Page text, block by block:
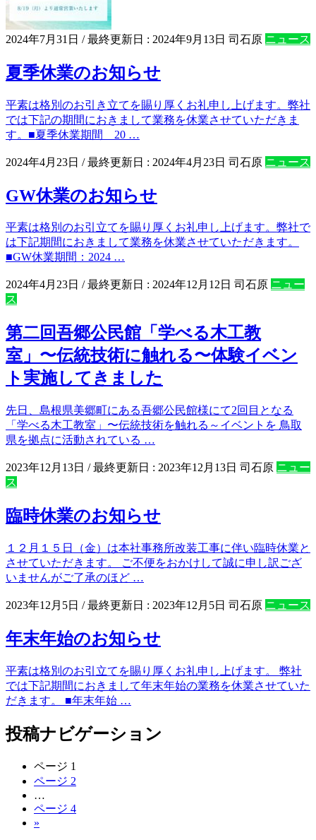
2024年7月31日 / 最終更新日 : 2024年9月13日 司石原 ニュース
夏季休業のお知らせ
平素は格別のお引き立てを賜り厚くお礼申し上げます。弊社
では下記の期間におきまして業務を休業させていただきま
す。■夏季休業期間 20 …
2024年4月23日 / 最終更新日 : 2024年4月23日 司石原 ニュース
GW休業のお知らせ
平素は格別のお引立てを賜り厚くお礼申し上げます。弊社で
は下記期間におきまして業務を休業させていただきます。
■GW休業期間：2024 …
2024年4月23日 / 最終更新日 : 2024年12月12日 司石原 ニュー
ス
第二回吾郷公民館「学べる木工教
室」〜伝統技術に触れる〜体験イベン
ト実施してきました
先日、島根県美郷町にある吾郷公民館様にて2回目となる
「学べる木工教室」〜伝統技術を触れる～イベントを 鳥取
県を拠点に活動されている …
2023年12月13日 / 最終更新日 : 2023年12月13日 司石原 ニュー
ス
臨時休業のお知らせ
１２月１５日（金）は本社事務所改装工事に伴い臨時休業と
させていただきます。 ご不便をおかけして誠に申し訳ござ
いませんがご了承のほど …
2023年12月5日 / 最終更新日 : 2023年12月5日 司石原 ニュース
年末年始のお知らせ
平素は格別のお引立てを賜り厚くお礼申し上げます。 弊社
では下記期間におきまして年末年始の業務を休業させていた
だきます。 ■年末年始 …
投稿ナビゲーション
ページ 1
ページ 2
…
ページ 4
»